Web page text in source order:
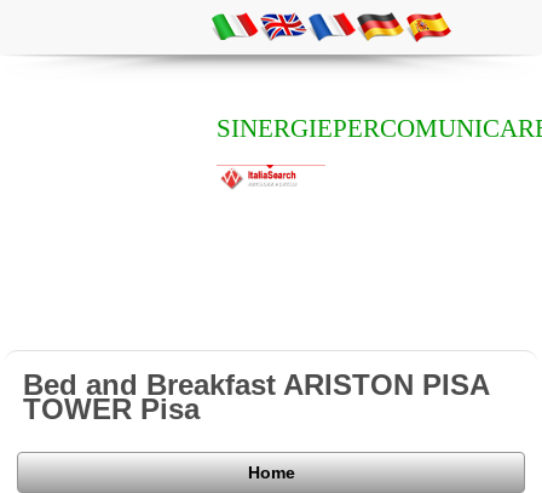
Bed and Breakfast ARISTON PISA
TOWER Pisa
Home